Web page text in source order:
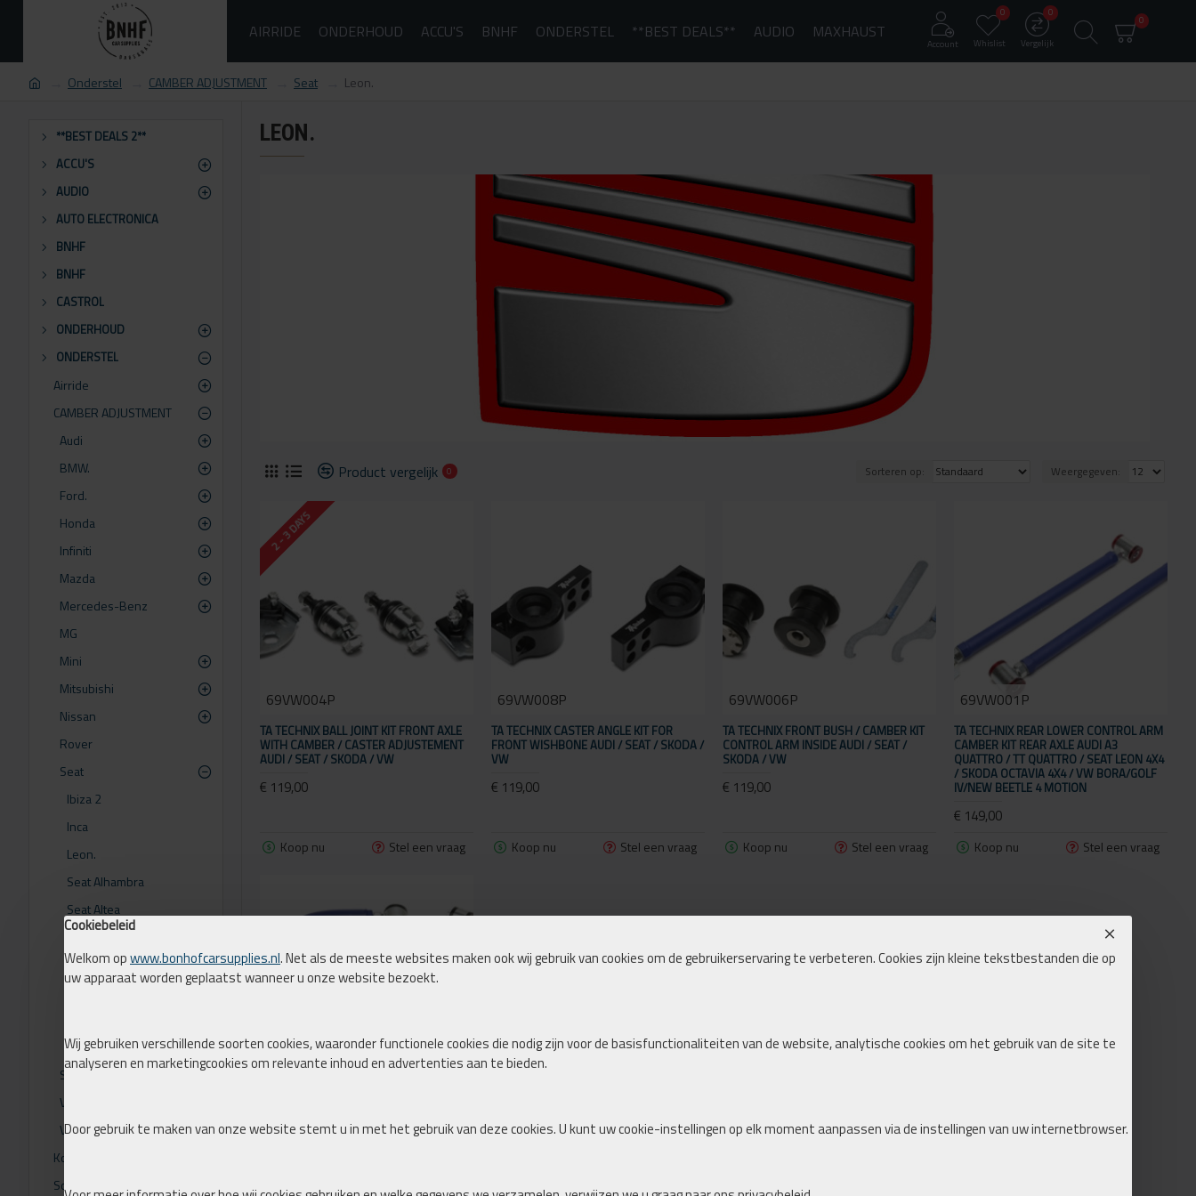
Cookiebeleid
Welkom opwww.bonhofcarsupplies.nl. Net als de meeste websites maken ook wij gebruik van cookies om de gebruikerservaring te verbeteren. Cookies zijn kleine tekstbestanden die op
uw apparaat worden geplaatst wanneer u onze website bezoekt.
Wij gebruiken verschillende soorten cookies, waaronder functionele cookies die nodig zijn voor de basisfunctionaliteiten van de website, analytische cookies om het gebruik van de site te
analyseren en marketingcookies om relevante inhoud en advertenties aan te bieden.
Door gebruik te maken van onze website stemt u in met het gebruik van deze cookies. U kunt uw cookie-instellingen op elk moment aanpassen via de instellingen van uw internetbrowser.
AIRRIDE ONDERHOUD ACCU'S BNHF ONDERSTEL **BEST DEALS** AUDIO MAXHAUST
Account Whislist
0
Vergelijk
0
0
Onderstel CAMBER ADJUSTMENT Seat Leon.
**BEST DEALS 2**
ACCU'S
AUDIO
AUTO ELECTRONICA
BNHF
BNHF
CASTROL
ONDERHOUD
ONDERSTEL
Airride
CAMBER ADJUSTMENT
Audi
BMW.
Ford.
Honda
Infiniti
Mazda
Mercedes-Benz
MG
Mini
Mitsubishi
Nissan
Rover
Seat
Ibiza 2
Inca
Leon.
Seat Alhambra
Seat Altea
Seat Cordoba
Toledo 3
Skoda
Volkswagen
Volvo
Koni
Schroefsets
LEON.
Product vergelijk 0 Sorteren op: Weergegeven:
2 - 3 DAYS
69VW004P
TA TECHNIX BALL JOINT KIT FRONT AXLE
WITH CAMBER / CASTER ADJUSTEMENT
AUDI / SEAT / SKODA / VW
€ 119,00
Koop nu Stel een vraag
69VW008P
TA TECHNIX CASTER ANGLE KIT FOR
FRONT WISHBONE AUDI / SEAT / SKODA /
VW
€ 119,00
Koop nu Stel een vraag
69VW006P
TA TECHNIX FRONT BUSH / CAMBER KIT
CONTROL ARM INSIDE AUDI / SEAT /
SKODA / VW
€ 119,00
Koop nu Stel een vraag
69VW001P
TA TECHNIX REAR LOWER CONTROL ARM
CAMBER KIT REAR AXLE AUDI A3
QUATTRO / TT QUATTRO / SEAT LEON 4X4
/ SKODA OCTAVIA 4X4 / VW BORA/GOLF
IV/NEW BEETLE 4 MOTION
€ 149,00
Koop nu Stel een vraag
69VW005P
SEAT / SKODA / VW
Koop nu Stel een vraag